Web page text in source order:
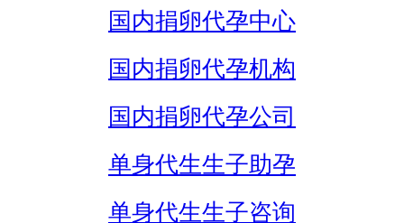
国内捐卵代孕中心
国内捐卵代孕机构
国内捐卵代孕公司
单身代生生子助孕
单身代生生子咨询